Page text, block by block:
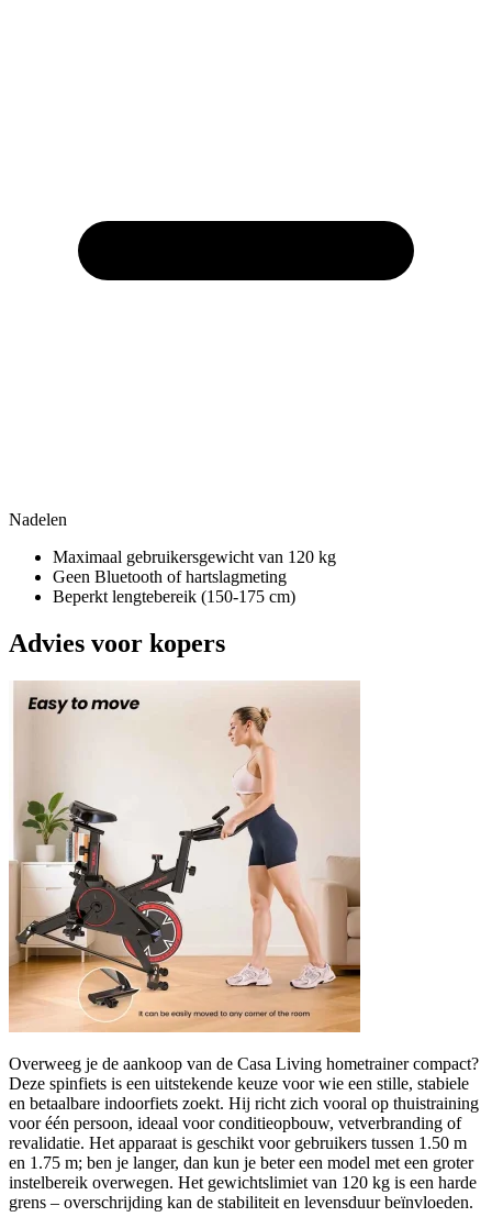
Nadelen
Maximaal gebruikersgewicht van 120 kg
Geen Bluetooth of hartslagmeting
Beperkt lengtebereik (150-175 cm)
Advies voor kopers
Overweeg je de aankoop van de Casa Living hometrainer compact?
Deze spinfiets is een uitstekende keuze voor wie een stille, stabiele
en betaalbare indoorfiets zoekt. Hij richt zich vooral op thuistraining
voor één persoon, ideaal voor conditieopbouw, vetverbranding of
revalidatie. Het apparaat is geschikt voor gebruikers tussen 1.50 m
en 1.75 m; ben je langer, dan kun je beter een model met een groter
instelbereik overwegen. Het gewichtslimiet van 120 kg is een harde
grens – overschrijding kan de stabiliteit en levensduur beïnvloeden.